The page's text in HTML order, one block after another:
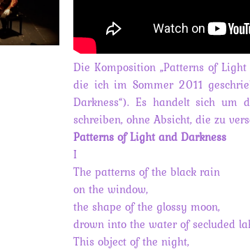
Die Komposition „Patterns of
die ich im Sommer 2011
Darkness“). Es handelt sich
schreiben, ohne Absicht, die zu
Patterns of Light and Darkness
I
The patterns of the black rain
on the window,
the shape of the glossy moon,
drown into the water of secluded
This object of the night,